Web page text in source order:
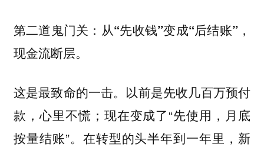
第二道鬼门关：从“先收钱”变成“后结账”，
现金流断层。
这是最致命的一击。以前是先收几百万预付
款，心里不慌；现在变成了“先使用，月底
按量结账”。在转型的头半年到一年里，新